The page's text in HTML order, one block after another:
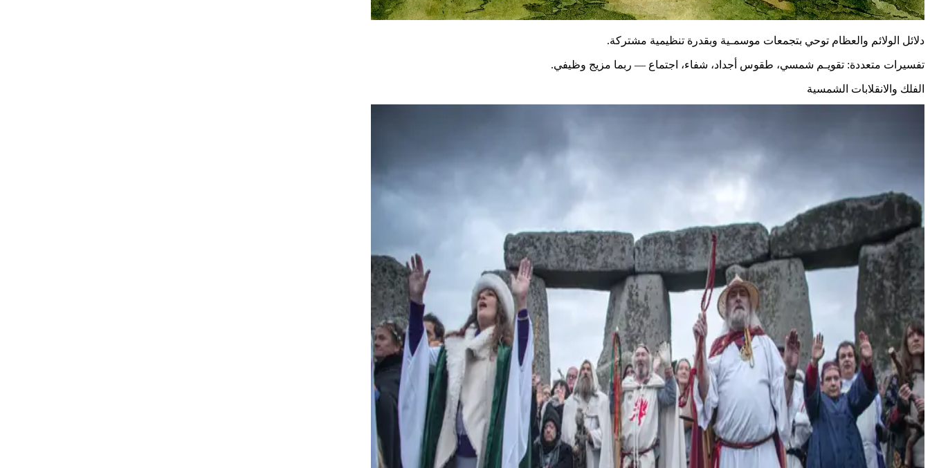
دلائل الولائم والعظام توحي بتجمعات موسمـية وبقدرة تنظيمية مشتركة.
تفسيرات متعددة: تقويـم شمسي، طقوس أجداد، شفاء، اجتماع — ربما مزيج وظيفي.
الفلك والانقلابات الشمسية